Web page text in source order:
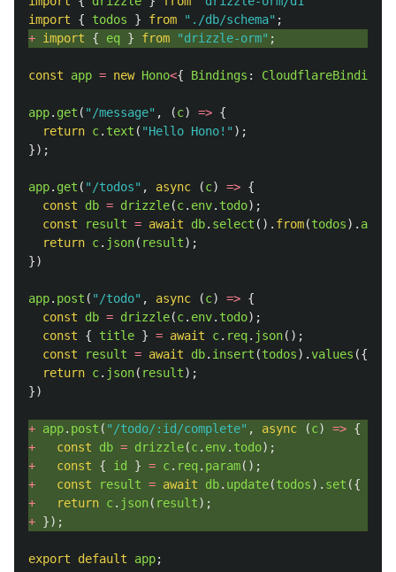
import
{ todos } from " ./db/schema" ;
+ import { eq } from "drizzle-orm" ;
const app = new Hono<{ Bindings : CloudflareBindings
app. get ( "/message" , (c) => {
return c. text ( "Hello Hono! " );
});
app. get ( "/todos" , async (c) => {
const
db = drizzle(c. env. todo);
const
result = await db. select (). from(todos). all
return c. json( result);
})
app. post ( "/todo" , async (c) => {
const
db = drizzle(c. env. todo);
const
{ title } = await c. req. json();
const
result = await db. insert (todos).values ({
return c. json( result);
})
+ app. post ( "/todo/:id/complete" , async (c) => {
+
const db = drizzle(c. env. todo);
+
const { id } = c. req. param();
+
const result = await db. update(todos). set ({
+
return c. json( result);
+ });
export default app;